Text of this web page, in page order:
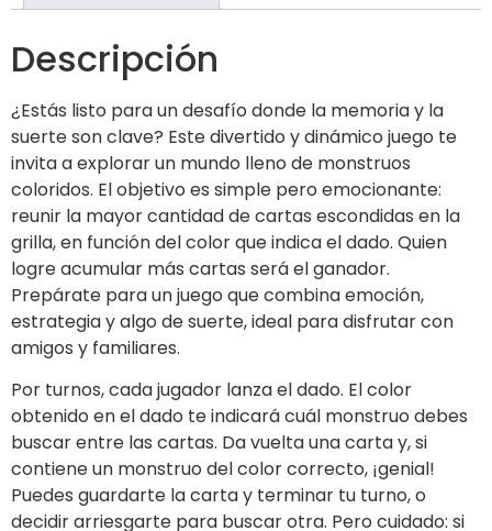
Descripción
¿Estás listo para un desafío donde la memoria y la
suerte son clave? Este divertido y dinámico juego te
invita a explorar un mundo lleno de monstruos
coloridos. El objetivo es simple pero emocionante:
reunir la mayor cantidad de cartas escondidas en la
grilla, en función del color que indica el dado. Quien
logre acumular más cartas será el ganador.
Prepárate para un juego que combina emoción,
estrategia y algo de suerte, ideal para disfrutar con
amigos y familiares.
Por turnos, cada jugador lanza el dado. El color
obtenido en el dado te indicará cuál monstruo debes
buscar entre las cartas. Da vuelta una carta y, si
contiene un monstruo del color correcto, ¡genial!
Puedes guardarte la carta y terminar tu turno, o
decidir arriesgarte para buscar otra. Pero cuidado: si